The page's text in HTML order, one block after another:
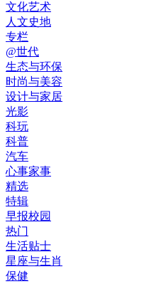
文化艺术
人文史地
专栏
@世代
生态与环保
时尚与美容
设计与家居
光影
科玩
科普
汽车
心事家事
精选
特辑
早报校园
热门
生活贴士
星座与生肖
保健